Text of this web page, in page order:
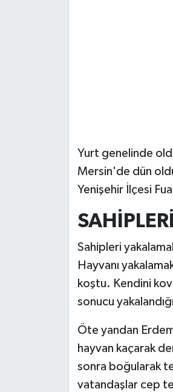
Yurt genelinde
Mersin'de dün
Yenişehir İlçesi
Sahipleri
Hayvanı
koştu. Kendini
sonucu
Öte yandan
hayvan kaçarak
sonra boğularak
vatandaşlar cep